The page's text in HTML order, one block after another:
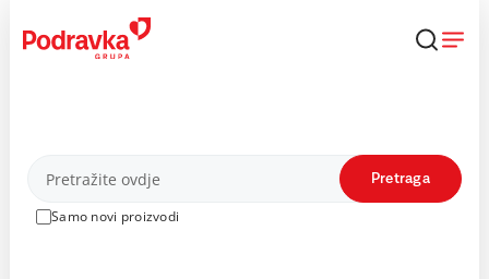
content
Proizvodi
Samo novi proizvodi
Pretraga